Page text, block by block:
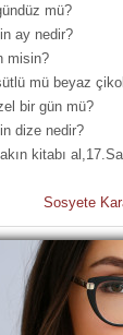
mü?
ay nedir?
misin?
mü beyaz
bir gün mü?
dize nedir?
kitabı
Sosyete